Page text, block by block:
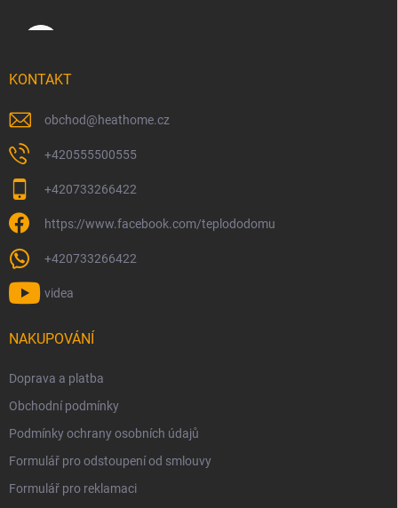
KONTAKT
obchod@heathome.cz
+420555500555
+420733266422
https://www.facebook.com/teplododomu
+420733266422
videa
NAKUPOVÁNÍ
Doprava a platba
Obchodní podmínky
Podmínky ochrany osobních údajů
Formulář pro odstoupení od smlouvy
Formulář pro reklamaci